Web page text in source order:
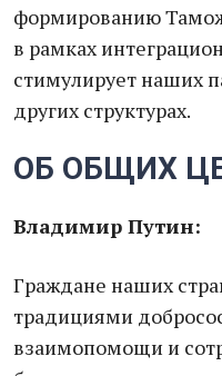
формированию
в рамках
стимулирует наших
других структурах.
ОБ ОБЩИХ
Владимир Путин:
Граждане наших
традициями
взаимопомощи и